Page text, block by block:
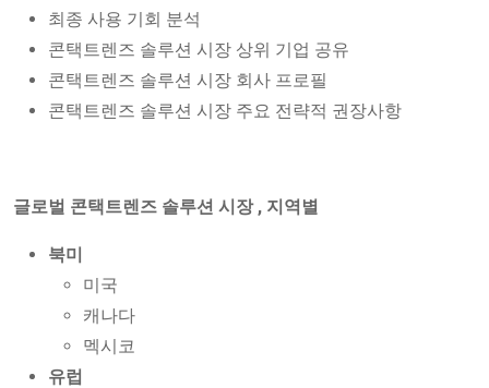
최종 사용 기회 분석
콘택트렌즈 솔루션 시장 상위 기업 공유
콘택트렌즈 솔루션 시장 회사 프로필
콘택트렌즈 솔루션 시장 주요 전략적 권장사항
글로벌 콘택트렌즈 솔루션 시장 , 지역별
북미
미국
캐나다
멕시코
유럽